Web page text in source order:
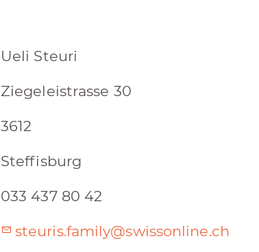
Ueli Steuri
Ziegeleistrasse 30
3612
Steffisburg
033 437 80 42
steuris.family@swissonline.ch